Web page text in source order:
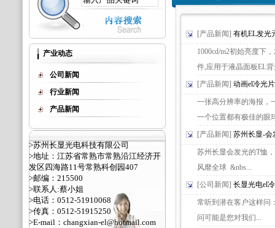
产业动态
公司新闻
行业新闻
产品新闻
>苏州长显光电科技有限公司
>地址：江苏省常熟市常熟沿江经济开
发区四海路11号常熟科创园407
>邮编：215500
>联系人:蔡小姐
>电话：0512-51910068
>传真：0512-51915250
>E-mail：changxian-el@hotmail.com
[产品新闻] 有机EL发光
1000cd/m2初始亮度下
件,应用于液晶面板EL
[产品新闻] 动画el冷光片
一张高分辨率的海报，
一个位置都有极佳的眼
[产品新闻] 苏州长显-会
苏州长显会发光的T恤
风靡全球 &nbs...
[公司新闻] 长显光电el
常听到潜在客户这样问
问可能是您对我们...